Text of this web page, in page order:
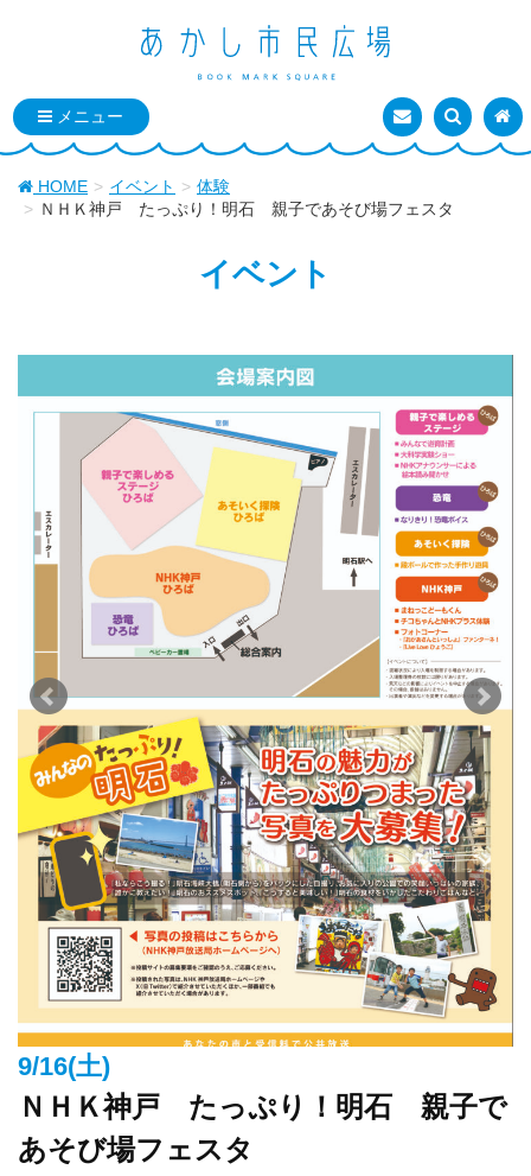
お問い合わせ
検索を表
ト
HOME イベント
体験
ＮＨＫ神戸 たっぷり！明石 親子であそび場フェスタ
イベント
9/16(土)
ＮＨＫ神戸 たっぷり！明石 親子で
あそび場フェスタ